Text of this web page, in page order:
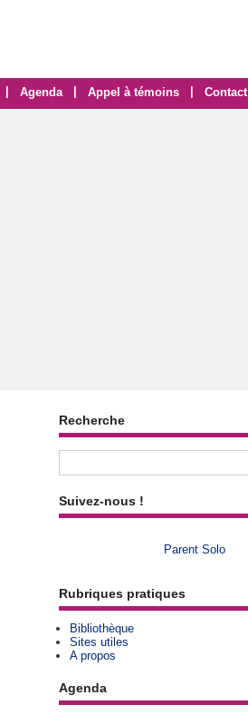
Agenda Appel à témoins Contact
Recherche
Suivez-nous !
Parent Solo
Rubriques pratiques
Bibliothèque
Sites utiles
A propos
Agenda